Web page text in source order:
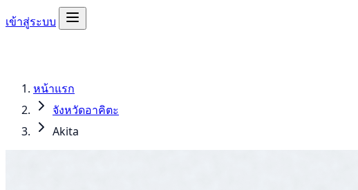
เข้าสู่ระบบ
หน้าแรก
จังหวัดอาคิตะ
Akita